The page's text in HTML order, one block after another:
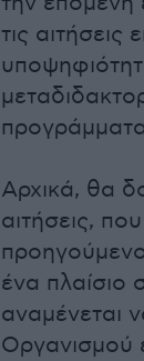
τις
Αρχικά, θα
αιτήσεις,
ένα πλαίσιο
αναμένεται
Οργανισμού